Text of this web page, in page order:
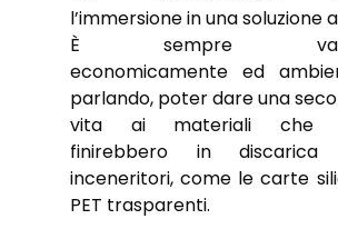
l’immersione in una soluzione
È sempre
economicamente ed
parlando, poter dare una
vita ai materiali che
finirebbero in
inceneritori, come le carte
PET trasparenti.